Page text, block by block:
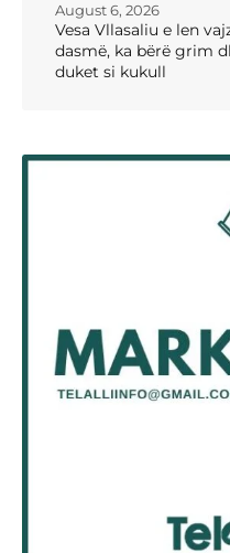
Vesa Vllasaliu e len
dasmë, ka bërë grim
duket si kukull
August 6, 2026